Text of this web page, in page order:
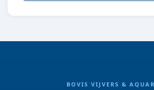
BOVIS VIJVERS &